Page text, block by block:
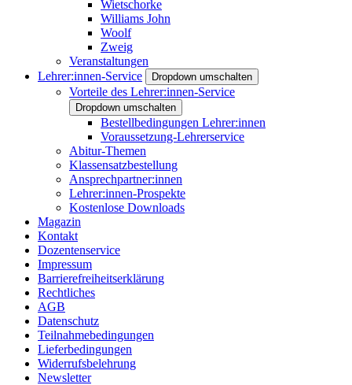
Wietschorke
Williams John
Woolf
Zweig
Veranstaltungen
Lehrer:innen-Service
Dropdown umschalten
Vorteile des Lehrer:innen-Service
Dropdown umschalten
Bestellbedingungen Lehrer:innen
Voraussetzung-Lehrerservice
Abitur-Themen
Klassensatzbestellung
Ansprechpartner:innen
Lehrer:innen-Prospekte
Kostenlose Downloads
Magazin
Kontakt
Dozentenservice
Impressum
Barrierefreiheitserklärung
Rechtliches
AGB
Datenschutz
Teilnahmebedingungen
Lieferbedingungen
Widerrufsbelehrung
Newsletter